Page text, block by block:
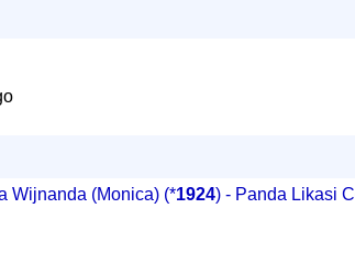
Wijnanda (Monica) (*1924) - Panda Likasi